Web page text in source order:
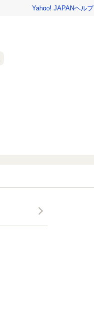
Yahoo! JAPANヘルプ